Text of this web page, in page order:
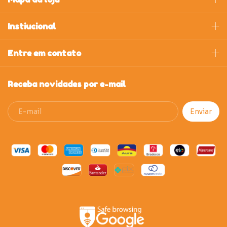
Instiucional
Entre em contato
Receba novidades por e-mail